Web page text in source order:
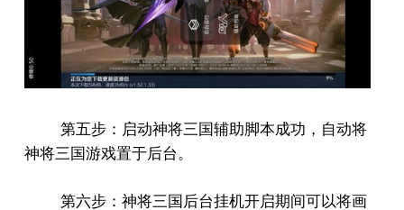
第五步：启动神将三国辅助脚本成功，自动将
神将三国游戏置于后台。
第六步：神将三国后台挂机开启期间可以将画